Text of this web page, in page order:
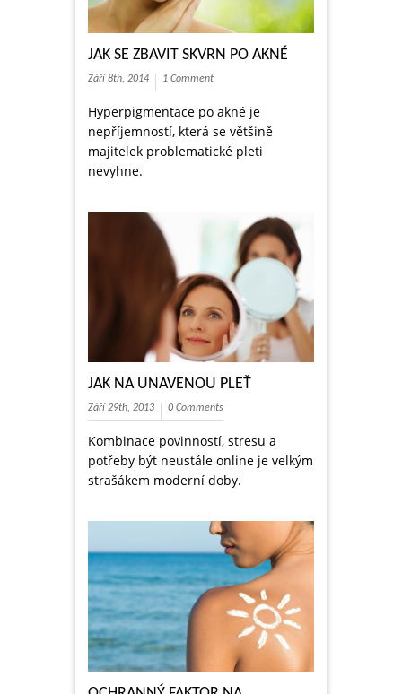
JAK SE ZBAVIT SKVRN PO AKNÉ
Září 8th, 2014 1 Comment
Hyperpigmentace po akné je
nepříjemností, která se většině
majitelek problematické pleti
nevyhne.
JAK NA UNAVENOU PLEŤ
Září 29th, 2013 0 Comments
Kombinace povinností, stresu a
potřeby být neustále online je velkým
strašákem moderní doby.